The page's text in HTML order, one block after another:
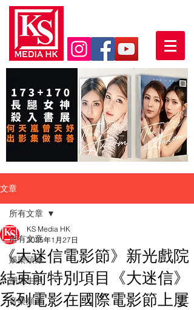
文章
所有文章
娛樂頭條
潮流生活
音樂頻道
所有文章
《大迷信電影節》新光戲院
結束前特別項目《大迷信》
系列電影在國際電影節上屢
KS Media HK
2025年1月27日